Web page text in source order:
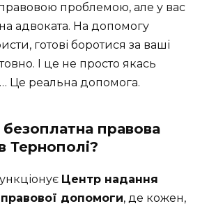
проблемою, але у вас
адвоката. На допомогу
готові боротися за ваші
І це не просто якась
Це реальна допомога.
правова
Тернополі?
Центр надання
допомоги, де кожен,